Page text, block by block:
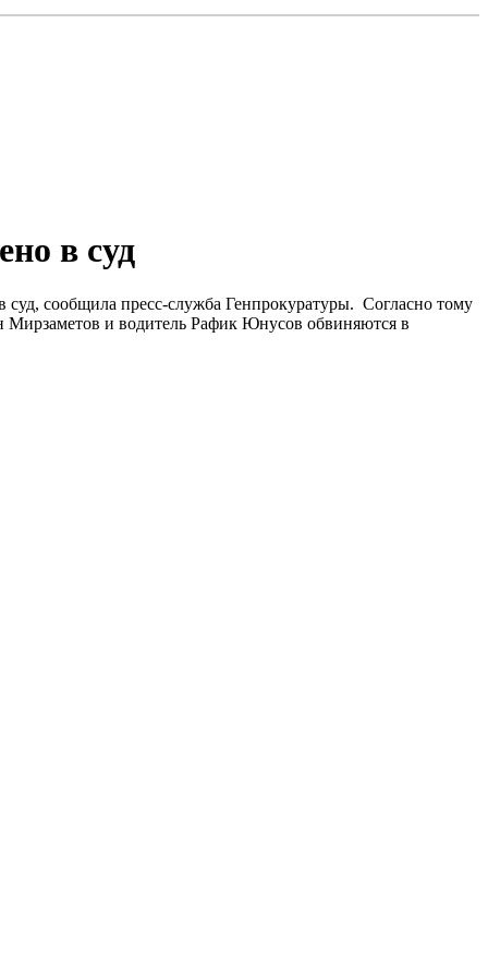
в суд
суд, сообщила пресс-служба Генпрокуратуры. Согласно тому
и водитель Рафик Юнусов обвиняются в